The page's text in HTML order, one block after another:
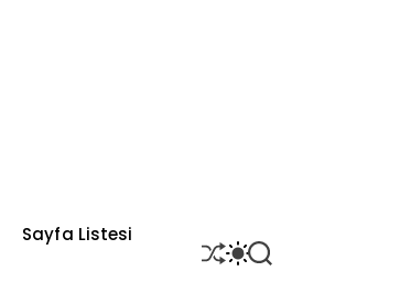
Sayfa Listesi
S
H
S
W
S
E